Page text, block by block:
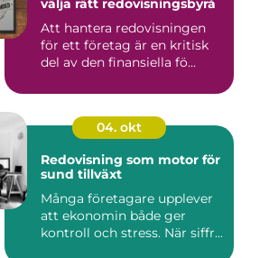
välja rätt redovisningsbyrå
Att hantera redovisningen
för ett företag är en kritisk
del av den finansiella fö...
04. okt
Redovisning som motor för
sund tillväxt
Många företagare upplever
att ekonomin både ger
kontroll och stress. När siffr...